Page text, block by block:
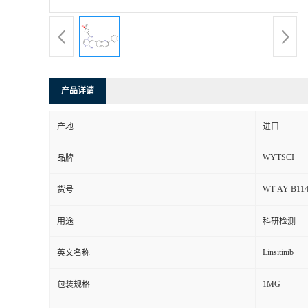
产品详请
产地 进口
品牌 WYTSCI
货号 WT-AY-
用途 科研检测
英文名称 Linsitinib
包装规格 1MG